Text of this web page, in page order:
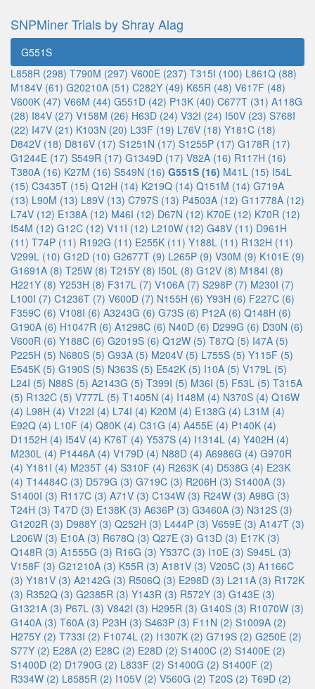
SNPMiner Trials by Shray Alag
G551S
L858R (298) T790M (297) V600E (237) T315I (100) L861Q (88)
M184V (61) G20210A (51) C282Y (49) K65R (48) V617F (48)
V600K (47) V66M (44) G551D (42) P13K (40) C677T (31) A118G
(28) I84V (27) V158M (26) H63D (24) V32I (24) I50V (23) S768I
(22) I47V (21) K103N (20) L33F (19) L76V (18) Y181C (18)
D842V (18) D816V (17) S1251N (17) S1255P (17) G178R (17)
G1244E (17) S549R (17) G1349D (17) V82A (16) R117H (16)
T380A (16) K27M (16) S549N (16) G551S (16) M41L (15) I54L
(15) C3435T (15) Q12H (14) K219Q (14) Q151M (14) G719A
(13) L90M (13) L89V (13) C797S (13) P4503A (12) G11778A (12)
L74V (12) E138A (12) M46I (12) D67N (12) K70E (12) K70R (12)
I54M (12) G12C (12) V11I (12) L210W (12) G48V (11) D961H
(11) T74P (11) R192G (11) E255K (11) Y188L (11) R132H (11)
V299L (10) G12D (10) G2677T (9) L265P (9) V30M (9) K101E (9)
G1691A (8) T25W (8) T215Y (8) I50L (8) G12V (8) M184I (8)
H221Y (8) Y253H (8) F317L (7) V106A (7) S298P (7) M230I (7)
L100I (7) C1236T (7) V600D (7) N155H (6) Y93H (6) F227C (6)
F359C (6) V108I (6) A3243G (6) G73S (6) P12A (6) Q148H (6)
G190A (6) H1047R (6) A1298C (6) N40D (6) D299G (6) D30N (6)
V600R (6) Y188C (6) G2019S (6) Q12W (5) T87Q (5) I47A (5)
P225H (5) N680S (5) G93A (5) M204V (5) L755S (5) Y115F (5)
E545K (5) G190S (5) N363S (5) E542K (5) I10A (5) V179L (5)
L24I (5) N88S (5) A2143G (5) T399I (5) M36I (5) F53L (5) T315A
(5) R132C (5) V777L (5) T1405N (4) I148M (4) N370S (4) Q16W
(4) L98H (4) V122I (4) L74I (4) K20M (4) E138G (4) L31M (4)
E92Q (4) L10F (4) Q80K (4) C31G (4) A455E (4) P140K (4)
D1152H (4) I54V (4) K76T (4) Y537S (4) I1314L (4) Y402H (4)
M230L (4) P1446A (4) V179D (4) N88D (4) A6986G (4) G970R
(4) Y181I (4) M235T (4) S310F (4) R263K (4) D538G (4) E23K
(4) T14484C (3) D579G (3) G719C (3) R206H (3) S1400A (3)
S1400I (3) R117C (3) A71V (3) C134W (3) R24W (3) A98G (3)
T24H (3) T47D (3) E138K (3) A636P (3) G3460A (3) N312S (3)
G1202R (3) D988Y (3) Q252H (3) L444P (3) V659E (3) A147T (3)
L206W (3) E10A (3) R678Q (3) Q27E (3) G13D (3) E17K (3)
Q148R (3) A1555G (3) R16G (3) Y537C (3) I10E (3) S945L (3)
V158F (3) G21210A (3) K55R (3) A181V (3) V205C (3) A1166C
(3) Y181V (3) A2142G (3) R506Q (3) E298D (3) L211A (3) R172K
(3) R352Q (3) G2385R (3) Y143R (3) R572Y (3) G143E (3)
G1321A (3) P67L (3) V842I (3) H295R (3) G140S (3) R1070W (3)
G140A (3) T60A (3) P23H (3) S463P (3) F11N (2) S1009A (2)
H275Y (2) T733I (2) F1074L (2) I1307K (2) G719S (2) G250E (2)
S77Y (2) E28A (2) E28C (2) E28D (2) S1400C (2) S1400E (2)
S1400D (2) D1790G (2) L833F (2) S1400G (2) S1400F (2)
R334W (2) L8585R (2) I105V (2) V560G (2) T20S (2) T69D (2)